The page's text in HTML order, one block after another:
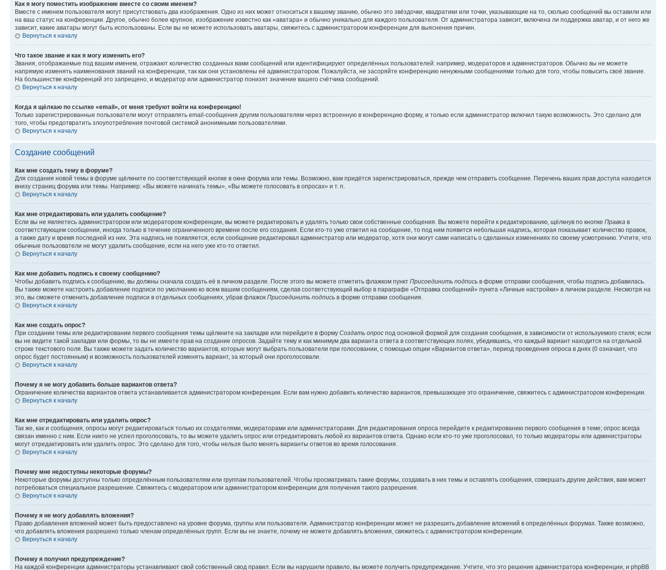
Как я могу поместить изображение вместе со своим именем?
Вместе с именем пользователя могут присутствовать два изображения. Одно из них может относиться к вашему званию, обычно это звёздочки, квадратики или точки, указывающие на то, сколько сообщений вы оставили или
на ваш статус на конференции. Другое, обычно более крупное, изображение известно как «аватара» и обычно уникально для каждого пользователя. От администратора зависит, включена ли поддержка аватар, и от него же
зависит, какие аватары могут быть использованы. Если вы не можете использовать аватары, свяжитесь с администратором конференции для выяснения причин.
Вернуться к началу
Что такое звание и как я могу изменить его?
Звания, отображаемые под вашим именем, отражают количество созданных вами сообщений или идентифицируют определённых пользователей: например, модераторов и администраторов. Обычно вы не можете
напрямую изменять наименования званий на конференции, так как они установлены её администратором. Пожалуйста, не засоряйте конференцию ненужными сообщениями только для того, чтобы повысить своё звание.
На большинстве конференций это запрещено, и модератор или администратор понизят значение вашего счётчика сообщений.
Вернуться к началу
Когда я щёлкаю по ссылке «email», от меня требуют войти на конференцию!
Только зарегистрированные пользователи могут отправлять email-сообщения другим пользователям через встроенную в конференцию форму, и только если администратор включил такую возможность. Это сделано для
того, чтобы предотвратить злоупотребления почтовой системой анонимными пользователями.
Вернуться к началу
Создание сообщений
Как мне создать тему в форуме?
Для создания новой темы в форуме щёлкните по соответствующей кнопке в окне форума или темы. Возможно, вам придётся зарегистрироваться, прежде чем отправить сообщение. Перечень ваших прав доступа находится
внизу страниц форума или темы. Например: «Вы можете начинать темы», «Вы можете голосовать в опросах» и т. п.
Вернуться к началу
Как мне отредактировать или удалить сообщение?
Если вы не являетесь администратором или модератором конференции, вы можете редактировать и удалять только свои собственные сообщения. Вы можете перейти к редактированию, щёлкнув по кнопке Правка в
соответствующем сообщении, иногда только в течение ограниченного времени после его создания. Если кто-то уже ответил на сообщение, то под ним появится небольшая надпись, которая показывает количество правок,
а также дату и время последней из них. Эта надпись не появляется, если сообщение редактировал администратор или модератор, хотя они могут сами написать о сделанных изменениях по своему усмотрению. Учтите, что
обычные пользователи не могут удалить сообщение, если на него уже кто-то ответил.
Вернуться к началу
Как мне добавить подпись к своему сообщению?
Чтобы добавить подпись к сообщению, вы должны сначала создать её в личном разделе. После этого вы можете отметить флажком пункт Присоединить подпись в форме отправки сообщения, чтобы подпись добавилась.
Вы также можете настроить добавление подписи по умолчанию ко всем вашим сообщениям, сделав соответствующий выбор в параграфе «Отправка сообщений» пункта «Личные настройки» в личном разделе. Несмотря на
это, вы сможете отменить добавление подписи в отдельных сообщениях, убрав флажок Присоединить подпись в форме отправки сообщения.
Вернуться к началу
Как мне создать опрос?
При создании темы или редактировании первого сообщения темы щёлкните на закладке или перейдите в форму Создать опрос под основной формой для создания сообщения, в зависимости от используемого стиля; если
вы не видите такой закладки или формы, то вы не имеете прав на создание опросов. Задайте тему и как минимум два варианта ответа в соответствующих полях, убедившись, что каждый вариант находится на отдельной
строке текстового поля. Вы также можете задать количество вариантов, которые могут выбрать пользователи при голосовании, с помощью опции «Вариантов ответа», период проведения опроса в днях (0 означает, что
опрос будет постоянным) и возможность пользователей изменять вариант, за который они проголосовали.
Вернуться к началу
Почему я не могу добавить больше вариантов ответа?
Ограничение количества вариантов ответа устанавливается администратором конференции. Если вам нужно добавить количество вариантов, превышающее это ограничение, свяжитесь с администратором конференции.
Вернуться к началу
Как мне отредактировать или удалить опрос?
Так же, как и сообщения, опросы могут редактироваться только их создателями, модераторами или администраторами. Для редактирования опроса перейдите к редактированию первого сообщения в теме; опрос всегда
связан именно с ним. Если никто не успел проголосовать, то вы можете удалить опрос или отредактировать любой из вариантов ответа. Однако если кто-то уже проголосовал, то только модераторы или администраторы
могут отредактировать или удалить опрос. Это сделано для того, чтобы нельзя было менять варианты ответов во время голосования.
Вернуться к началу
Почему мне недоступны некоторые форумы?
Некоторые форумы доступны только определённым пользователям или группам пользователей. Чтобы просматривать такие форумы, создавать в них темы и оставлять сообщения, совершать другие действия, вам может
потребоваться специальное разрешение. Свяжитесь с модератором или администратором конференции для получения такого разрешения.
Вернуться к началу
Почему я не могу добавлять вложения?
Право добавления вложений может быть предоставлено на уровне форума, группы или пользователя. Администратор конференции может не разрешить добавление вложений в определённых форумах. Также возможно,
что добавлять вложения разрешено только членам определённых групп. Если вы не знаете, почему не можете добавлять вложения, свяжитесь с администратором конференции.
Вернуться к началу
Почему я получил предупреждение?
На каждой конференции администраторы устанавливают свой собственный свод правил. Если вы нарушили правило, вы можете получить предупреждение. Учтите, что это решение администратора конференции, и phpBB